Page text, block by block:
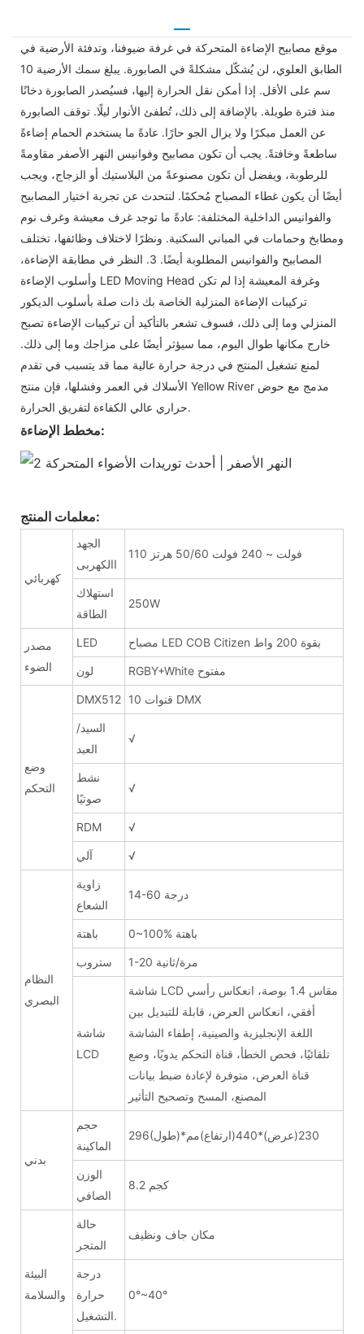
موقع مصابيح الإضاءة المتحركة في غرفة ضيوفنا، وتدفئة الأرضية في
الطابق العلوي، لن يُشكّل مشكلةً في الصابورة. يبلغ سمك الأرضية 10
سم على الأقل. إذا أمكن نقل الحرارة إليها، فسيُصدر الصابورة دخانًا
منذ فترة طويلة. بالإضافة إلى ذلك، تُطفئ الأنوار ليلًا. توقف الصابورة
عن العمل مبكرًا ولا يزال الجو حارًا. عادةً ما يستخدم الحمام إضاءةً
ساطعةً وخافتةً. يجب أن تكون مصابيح وفوانيس النهر الأصفر مقاومةً
للرطوبة، ويفضل أن تكون مصنوعةً من البلاستيك أو الزجاج، ويجب
أيضًا أن يكون غطاء المصباح مُحكمًا. لنتحدث عن تجربة اختيار المصابيح
والفوانيس الداخلية المختلفة: عادةً ما توجد غرف معيشة وغرف نوم
ومطابخ وحمامات في المباني السكنية. ونظرًا لاختلاف وظائفها، تختلف
المصابيح والفوانيس المطلوبة أيضًا. 3. النظر في مطابقة الإضاءة،
وأسلوب الإضاءة LED Moving Head وغرفة المعيشة إذا لم تكن
تركيبات الإضاءة المنزلية الخاصة بك ذات صلة بأسلوب الديكور
المنزلي وما إلى ذلك، فسوف تشعر بالتأكيد أن تركيبات الإضاءة تصبح
خارج مكانها طوال اليوم، مما سيؤثر أيضًا على مزاجك وما إلى ذلك.
لمنع تشغيل المنتج في درجة حرارة عالية مما قد يتسبب في تقدم
الأسلاك في العمر وفشلها، فإن منتج Yellow River مدمج مع حوض
حراري عالي الكفاءة لتفريق الحرارة.
مخطط الإضاءة:
معلمات المنتج:
كهربائي
الجهد
االكهربى
110 فولت ~ 240 فولت 50/60 هرتز
استهلاك
الطاقة
250W
مصدر
الضوء
LED مصباح LED COB Citizen بقوة 200 واط
لون RGBY+White مفتوح
وضع
التحكم
DMX512 10 قنوات DMX
السيد/
العبد
√
نشط
صوتيًا
√
RDM √
آلي √
النظام
البصري
زاوية
الشعاع
14-60 درجة
باهتة 0~100% باهتة
ستروب 1-20 مرة/ثانية
شاشة
LCD
شاشة LCD مقاس 1.4 بوصة، انعكاس رأسي
أفقي، انعكاس العرض، قابلة للتبديل بين
اللغة الإنجليزية والصينية، إطفاء الشاشة
تلقائيًا، فحص الخطأ، قناة التحكم يدويًا، وضع
قناة العرض، متوفرة لإعادة ضبط بيانات
المصنع، المسح وتصحيح التأثير
بدني
حجم
الماكينة
296(طول)*230(عرض)*440(ارتفاع)مم
الوزن
الصافي
8.2 كجم
البيئة
والسلامة
حالة
المتجر
مكان جاف ونظيف
درجة
حرارة
التشغيل.
0°~40°